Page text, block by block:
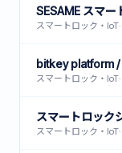
SESAME スマー
スマートロック・IoT·
bitkey platform
スマートロック・IoT·
スマートロック
スマートロック・IoT·